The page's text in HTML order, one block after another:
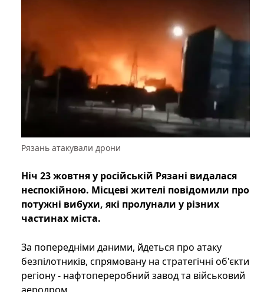
Рязань атакували дрони
Ніч 23 жовтня у російській Рязані видалася
неспокійною. Місцеві жителі повідомили про
потужні вибухи, які пролунали у різних
частинах міста.
За попередніми даними, йдеться про атаку
безпілотників, спрямовану на стратегічні об'єкти
регіону - нафтопереробний завод та військовий